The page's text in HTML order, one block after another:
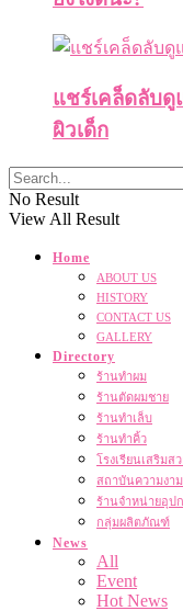
แชร์เคล็ดลับดู
ผิวเด็ก
No Result
View All Result
Home
ABOUT US
HISTORY
CONTACT US
GALLERY
Directory
ร้านทำผม
ร้านตัดผมชาย
ร้านทำเล็บ
ร้านทำคิ้ว
โรงเรียนเสริมส
สถาบันความงาม
ร้านจำหน่ายอุป
กลุ่มผลิตภัณฑ์
News
All
Event
Hot News